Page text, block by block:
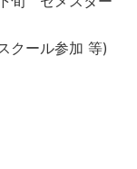
クール参加 等)